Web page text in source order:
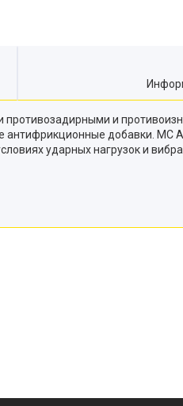
противозадирными и
добавки. MC
ударных нагрузок и